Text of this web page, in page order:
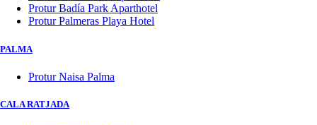
Protur Badía Park Aparthotel
Protur Palmeras Playa Hotel
PALMA
Protur Naisa Palma
CALA RATJADA